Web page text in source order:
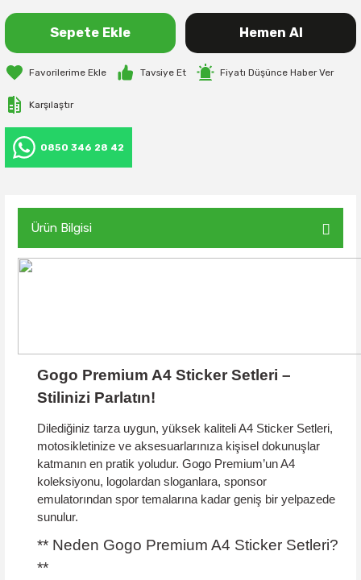
Sepete Ekle Hemen Al
Tavsiye Et Fiyatı Düşünce Haber Ver
Karşılaştır
0850 346 28 42
Ürün Bilgisi
Gogo Premium A4 Sticker Setleri –
Stilinizi Parlatın!
Dilediğiniz tarza uygun, yüksek kaliteliA4 Sticker Setleri,
motosikletinize ve aksesuarlarınıza kişisel dokunuşlar
katmanın en pratik yoludur. Gogo Premium’un A4
koleksiyonu, logolardan sloganlara, sponsor
emulatorından spor temalarına kadar geniş bir yelpazede
sunulur.
** Neden Gogo Premium A4 Sticker Setleri?
**